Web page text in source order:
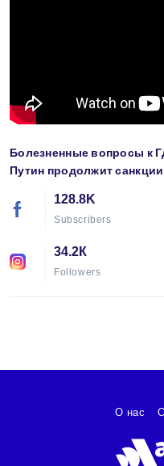
Болезненные вопросы к
Путин продолжит
128.8K
Subscribers
34.2К
Followers
О нас